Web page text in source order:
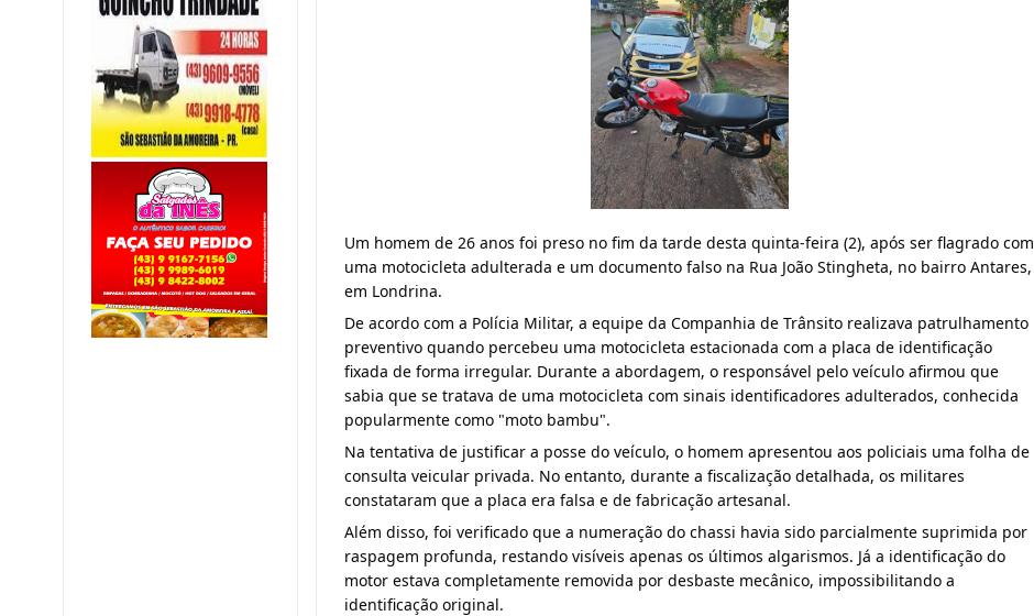
Um homem de 26 anos foi preso no fim da tarde desta quinta-feira (2), após ser flagrado com
uma motocicleta adulterada e um documento falso na Rua João Stingheta, no bairro Antares,
em Londrina.
De acordo com a Polícia Militar, a equipe da Companhia de Trânsito realizava patrulhamento
preventivo quando percebeu uma motocicleta estacionada com a placa de identificação
fixada de forma irregular. Durante a abordagem, o responsável pelo veículo afirmou que
sabia que se tratava de uma motocicleta com sinais identificadores adulterados, conhecida
popularmente como "moto bambu".
Na tentativa de justificar a posse do veículo, o homem apresentou aos policiais uma folha de
consulta veicular privada. No entanto, durante a fiscalização detalhada, os militares
constataram que a placa era falsa e de fabricação artesanal.
Além disso, foi verificado que a numeração do chassi havia sido parcialmente suprimida por
raspagem profunda, restando visíveis apenas os últimos algarismos. Já a identificação do
motor estava completamente removida por desbaste mecânico, impossibilitando a
identificação original.